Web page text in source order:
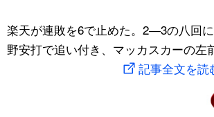
社会
旅と暮らし
暮らし
楽天が連敗を6で止めた。2―3の八回
野安打で追い付き、マッカスカーの左
記事全文を読